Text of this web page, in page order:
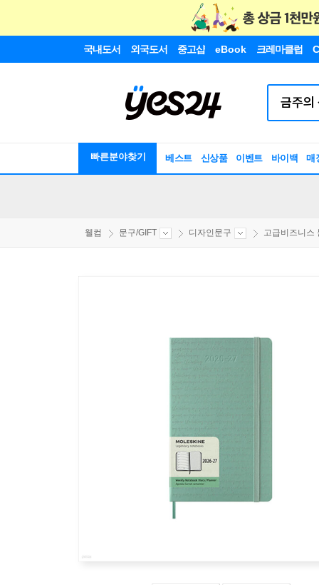
국내도서 외국도서 중고샵 eBook 크레마클럽
빠른분야찾기 베스트 신상품 이벤트 바이백 매
웰컴 문구/GIFT 디자인문구 고급비즈니스